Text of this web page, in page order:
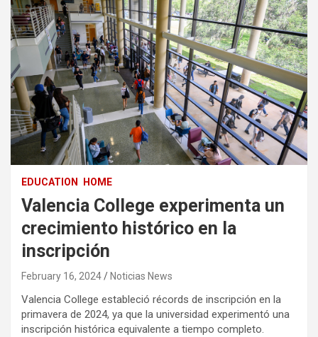
EDUCATION HOME
Valencia College experimenta un
crecimiento histórico en la
inscripción
February 16, 2024 Noticias News
Valencia College estableció récords de inscripción en la
primavera de 2024, ya que la universidad experimentó una
inscripción histórica equivalente a tiempo completo.